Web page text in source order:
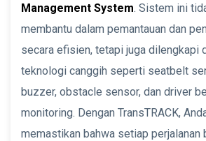
Management System. Sistem ini
membantu dalam pemantauan dan
secara efisien, tetapi juga dilengkapi
teknologi canggih seperti seatbelt
buzzer, obstacle sensor, dan driver
monitoring. Dengan TransTRACK,
memastikan bahwa setiap perjalanan